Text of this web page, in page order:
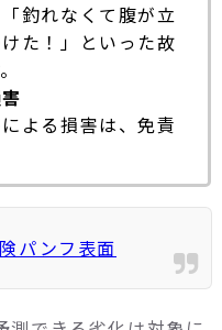
釣れなくて腹が立
た！」といった故
よる損害は、免責
パンフ表面